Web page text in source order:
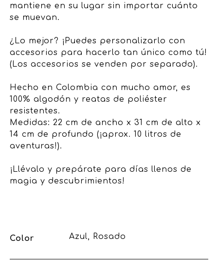
mantiene en su lugar sin importar cuánto
se muevan.
¿Lo mejor? ¡Puedes personalizarlo con
accesorios para hacerlo tan único como tú!
(Los accesorios se venden por separado).
Hecho en Colombia con mucho amor, es
100% algodón y reatas de poliéster
resistentes.
Medidas: 22 cm de ancho x 31 cm de alto x
14 cm de profundo (¡aprox. 10 litros de
aventuras!).
¡Llévalo y prepárate para días llenos de
magia y descubrimientos!
Color Azul, Rosado